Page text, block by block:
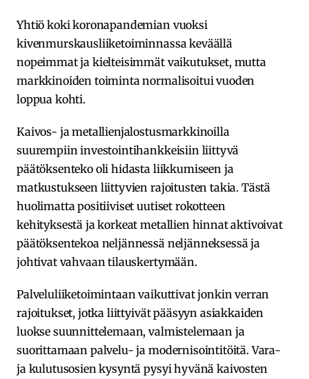
Yhtiö koki koronapandemian vuoksi
kivenmurskausliiketoiminnassa keväällä
nopeimmat ja kielteisimmät vaikutukset, mutta
markkinoiden toiminta normalisoitui vuoden
loppua kohti.
Kaivos- ja metallienjalostusmarkkinoilla
suurempiin investointihankkeisiin liittyvä
päätöksenteko oli hidasta liikkumiseen ja
matkustukseen liittyvien rajoitusten takia. Tästä
huolimatta positiiviset uutiset rokotteen
kehityksestä ja korkeat metallien hinnat aktivoivat
päätöksentekoa neljännessä neljänneksessä ja
johtivat vahvaan tilauskertymään.
Palveluliiketoimintaan vaikuttivat jonkin verran
rajoitukset, jotka liittyivät pääsyyn asiakkaiden
luokse suunnittelemaan, valmistelemaan ja
suorittamaan palvelu- ja modernisointitöitä. Vara-
ja kulutusosien kysyntä pysyi hyvänä kaivosten